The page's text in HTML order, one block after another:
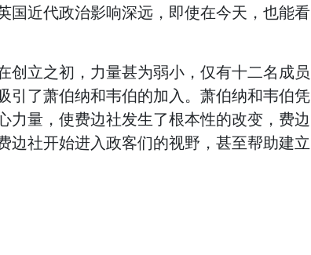
国近代政治影响深远，即使在今天，也能看
创立之初，力量甚为弱小，仅有十二名成员
引了萧伯纳和韦伯的加入。萧伯纳和韦伯凭
力量，使费边社发生了根本性的改变，费边
边社开始进入政客们的视野，甚至帮助建立